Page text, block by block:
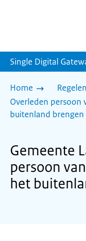
Single Digital
Home
Overleden persoon
buitenland brengen
Gemeente
persoon
het